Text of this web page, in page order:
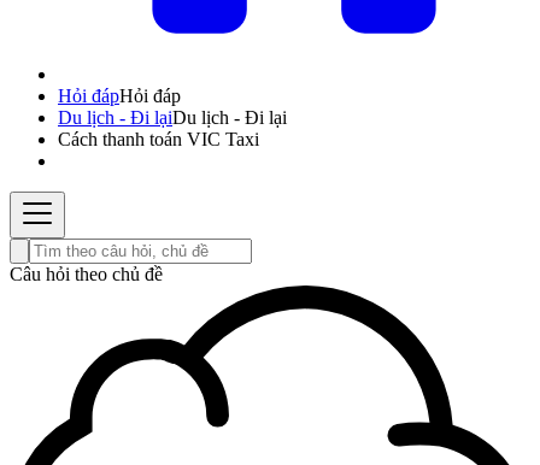
Hỏi đápHỏi đáp
Du lịch - Đi lạiDu lịch - Đi lại
Cách thanh toán VIC Taxi
Câu hỏi theo chủ đề